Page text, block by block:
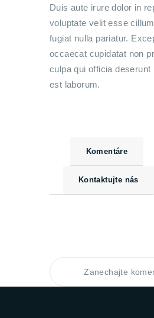
Duis aute irure dolor in
voluptate velit esse
fugiat nulla pariatur.
occaecat cupidatat non
culpa qui officia deserunt
est laborum.
Komentáre
Kontaktujte nás
Zanechajte